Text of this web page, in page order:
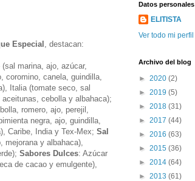
Especial , destacan:
marina, ajo, azúcar,
coromino, canela, guindilla,
Italia (tomate seco, sal
cebolla y albahaca);
romero, ajo, perejil,
negra, ajo, guindilla,
Caribe, India y Tex-Mex; Sal
mejorana y albahaca),
Sabores Dulces: Azúcar
de cacao y emulgente),
Datos personales
ELITISTA
Ver todo mi perfil
Archivo del blog
► 2020 (2)
► 2019 (5)
► 2018 (31)
► 2017 (44)
► 2016 (63)
► 2015 (36)
► 2014 (64)
► 2013 (61)